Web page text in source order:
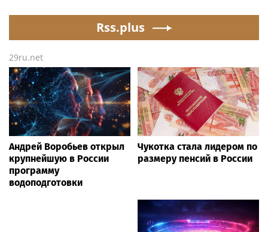
Rss.plus
29ru.net
Андрей Воробьев открыл
крупнейшую в России
программу
водоподготовки
Чукотка стала лидером по
размеру пенсий в России